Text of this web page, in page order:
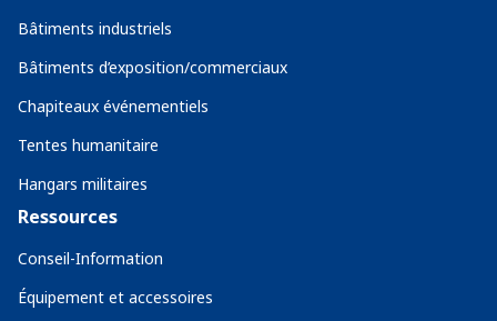
Bâtiments industriels
Bâtiments d’exposition/commerciaux
Chapiteaux événementiels
Tentes humanitaire
Hangars militaires
Ressources
Conseil-Information
Équipement et accessoires